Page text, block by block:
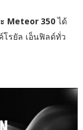
Meteor 350ได้
รยัล เอ็นฟิลด์ทั่ว